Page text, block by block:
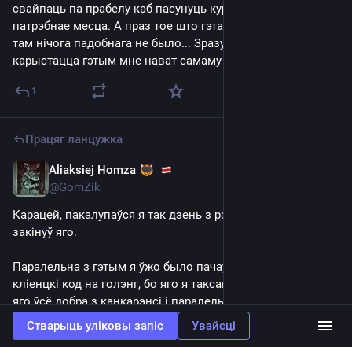
свайпаць па прабелу каб пасунуць курсор у тэксце ў
патрэбнае месца. А праз тое што гэта не націўныя інпуты,
там нічога падобнага не было... Зразумеў, што
карыстацца гэтым мне нават самаму не вельмі
1
Працяг ланцужка
Aliaksiej Homza
@GomZik
Карацей, пакалупаўся я так дзень з рэакт нэцівам, і
закінуў яго.
Паралельна з гэтым я ўжо было пачаў імплеменціць
кліенцкі код на голэнг, бо яго я таксама добра ведаю, у
яго ўсё добра з канкарэнсі і паралельнасцю, ёй
карыстацца вельмі зручна. Таксама ў стандартнай
бібліятэцы прысутнічае проста ўсё, увогуле ўсё што
Стварыць уліковы запіс Увайсці